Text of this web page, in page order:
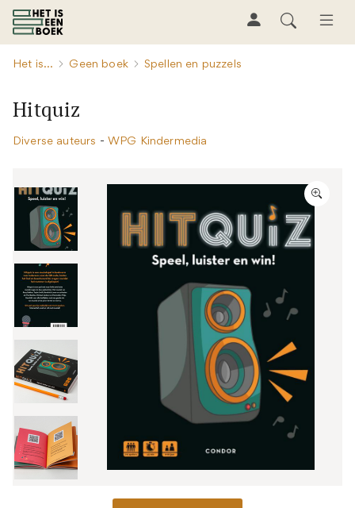
Het is... Geen boek Spellen en puzzels
Hitquiz
Diverse auteurs - WPG Kindermedia